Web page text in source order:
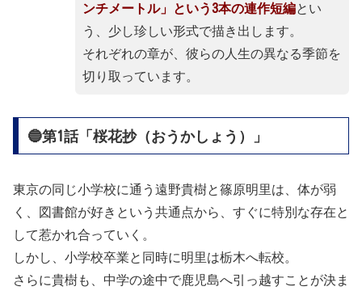
ンチメートル」という3本の連作短編とい
う、少し珍しい形式で描き出します。
それぞれの章が、彼らの人生の異なる季節を
切り取っています。
🔵第1話「桜花抄（おうかしょう）」
東京の同じ小学校に通う遠野貴樹と篠原明里は、体が弱
く、図書館が好きという共通点から、すぐに特別な存在と
して惹かれ合っていく。
しかし、小学校卒業と同時に明里は栃木へ転校。
さらに貴樹も、中学の途中で鹿児島へ引っ越すことが決ま